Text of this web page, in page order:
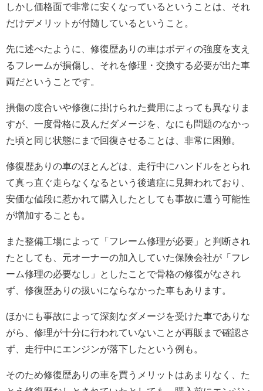
しかし価格面で非常に安くなっているということは、それ
だけデメリットが付随しているということ。
先に述べたように、修復歴ありの車はボディの強度を支え
るフレームが損傷し、それを修理・交換する必要が出た車
両だということです。
損傷の度合いや修復に掛けられた費用によっても異なりま
すが、一度骨格に及んだダメージを、なにも問題のなかっ
た頃と同じ状態にまで回復させることは、非常に困難。
修復歴ありの車のほとんどは、走行中にハンドルをとられ
て真っ直ぐ走らなくなるという後遺症に見舞われており、
安価な値段に惹かれて購入したとしても事故に遭う可能性
が増加することも。
また整備工場によって「フレーム修理が必要」と判断され
たとしても、元オーナーの加入していた保険会社が「フレ
ーム修理の必要なし」としたことで骨格の修復がなされ
ず、修復歴ありの扱いにならなかった車もあります。
ほかにも事故によって深刻なダメージを受けた車でありな
がら、修理が十分に行われていないことが再販まで確認さ
ず、走行中にエンジンが落下したという例も。
そのため修復歴ありの車を買うメリットはあまりなく、た